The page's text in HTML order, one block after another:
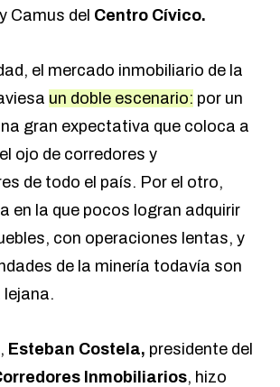
Camus del Centro Cívico.
el mercado inmobiliario de la
un doble escenario: por un
gran expectativa que coloca a
ojo de corredores y
de todo el país. Por el otro,
en la que pocos logran adquirir
con operaciones lentas, y
de la minería todavía son
lejana.
Esteban Costela, presidente del
Inmobiliarios, hizo